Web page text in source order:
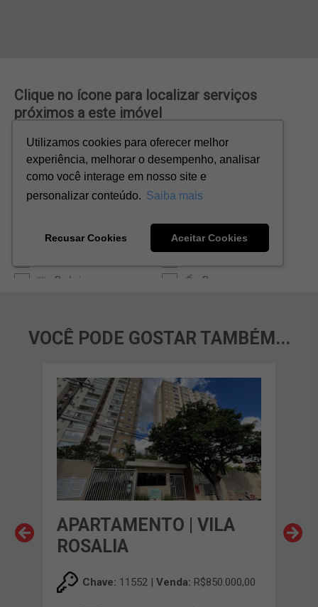
VOCÊ PODE GOSTAR TAMBÉM...
APARTAMENTO | VILA
ROSALIA
Chave: 11552 | Venda: R$850.000,00